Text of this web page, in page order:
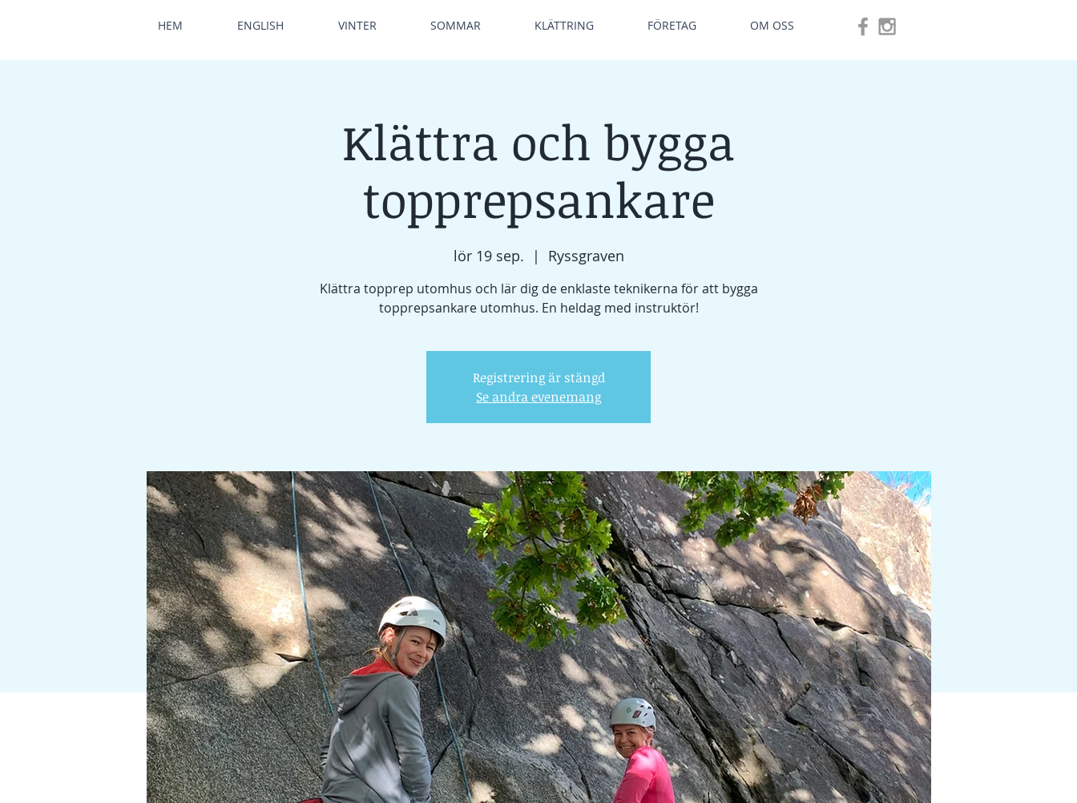
HEM ENGLISH VINTER SOMMAR KLÄTTRING FÖRETAG OM OSS
Klättra och bygga
topprepsankare
lör 19 sep.
  |
Ryssgraven
Klättra topprep utomhus och lär dig de enklaste teknikerna för att bygga
topprepsankare utomhus. En heldag med instruktör!
Registrering är stängd
Se andra evenemang